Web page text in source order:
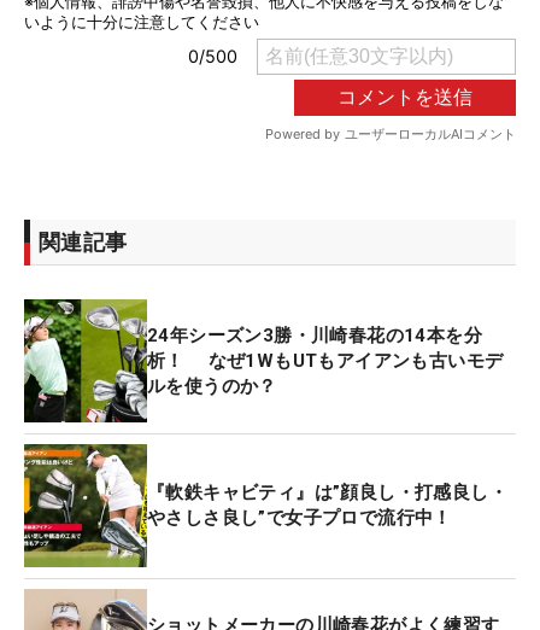
関連記事
24年シーズン3勝・川崎春花の14本を分
析！ なぜ1WもUTもアイアンも古いモデ
ルを使うのか？
『軟鉄キャビティ』は”顔良し・打感良し・
やさしさ良し”で女子プロで流行中！
ショットメーカーの川崎春花がよく練習す